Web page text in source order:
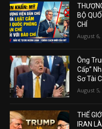
BỘ
CHÍ
August 6,
Ông
Cấp”
Sơ Tài
August 5,
THẾ
IRAN